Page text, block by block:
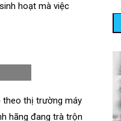
hoạt mà việc
theo thị trường máy
hãng đang trà trộn